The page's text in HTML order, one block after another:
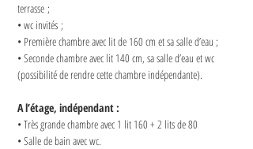
terrasse ;
• wc invités ;
• Première chambre avec lit de 160 cm et sa salle d’eau ;
• Seconde chambre avec lit 140 cm, sa salle d’eau et wc
(possibilité de rendre cette chambre indépendante).
A l’étage, indépendant :
• Très grande chambre avec 1 lit 160 + 2 lits de 80
• Salle de bain avec wc.